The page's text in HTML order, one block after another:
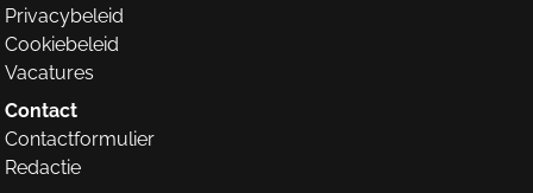
Privacybeleid
Cookiebeleid
Vacatures
Contact
Contactformulier
Redactie